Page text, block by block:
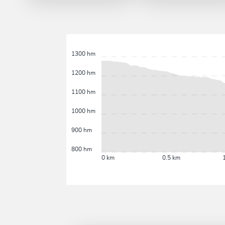
0 km 0.5 km
800 hm
900 hm
1000 hm
1100 hm
1200 hm
1300 hm